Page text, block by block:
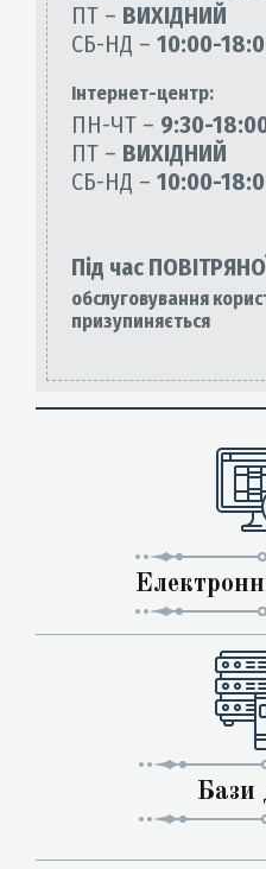
ПТ – ВИХІДНИЙ
СБ-НД – 10:00-
Інтернет-центр:
ПН-ЧТ – 9:30-
ПТ – ВИХІДНИЙ
СБ-НД – 10:00-
Під час
обслуговування
призупиняється
Бази